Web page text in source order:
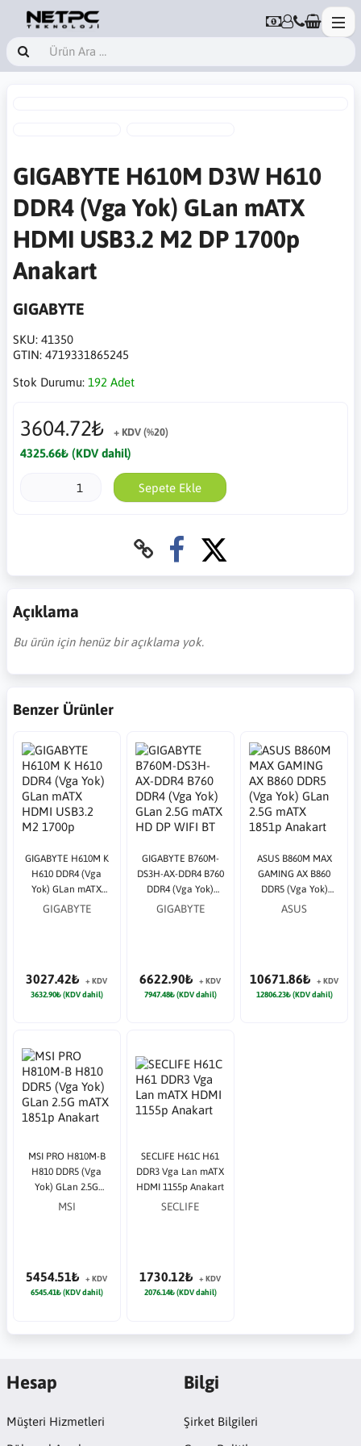
GIGABYTE H610M D3W H610
DDR4 (Vga Yok) GLan mATX
HDMI USB3.2 M2 DP 1700p
Anakart
GIGABYTE
SKU: 41350
GTIN: 4719331865245
Stok Durumu: 192 Adet
3604.72₺ + KDV (%20)
4325.66₺ (KDV dahil)
Sepete Ekle
Açıklama
Bu ürün için henüz bir açıklama yok.
Benzer Ürünler
GIGABYTE H610M K
H610 DDR4 (Vga
Yok) GLan mATX
HDMI USB3.2 M2
GIGABYTE
3027.42₺
+ KDV
3632.90₺ (KDV dahil)
GIGABYTE B760M-
DS3H-AX-DDR4 B760
DDR4 (Vga Yok)
GLan 2.5G mATX HD
GIGABYTE
6622.90₺
+ KDV
7947.48₺ (KDV dahil)
ASUS B860M MAX
GAMING AX B860
DDR5 (Vga Yok)
GLan 2.5G mATX
ASUS
10671.86₺
+ KDV
12806.23₺ (KDV dahil)
MSI PRO H810M-B
H810 DDR5 (Vga
Yok) GLan 2.5G
mATX 1851p Anakart
MSI
5454.51₺
+ KDV
6545.41₺ (KDV dahil)
SECLIFE H61C H61
DDR3 Vga Lan mATX
HDMI 1155p Anakart
SECLIFE
1730.12₺
+ KDV
2076.14₺ (KDV dahil)
Hesap
Müşteri Hizmetleri
Bilgi
Şirket Bilgileri